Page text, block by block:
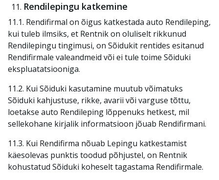
Rendilepingu katkemine
11.1. Rendifirmal on õigus katkestada auto Rendileping,
kui tuleb ilmsiks, et Rentnik on oluliselt rikkunud
Rendilepingu tingimusi, on Sõidukit rentides esitanud
Rendifirmale valeandmeid või ei tule toime Sõiduki
ekspluatatsiooniga.
11.2. Kui Sõiduki kasutamine muutub võimatuks
Sõiduki kahjustuse, rikke, avarii või varguse tõttu,
loetakse auto Rendileping lõppenuks hetkest, mil
sellekohane kirjalik informatsioon jõuab Rendifirmani.
11.3. Kui Rendifirma nõuab Lepingu katkestamist
käesolevas punktis toodud põhjustel, on Rentnik
kohustatud Sõiduki koheselt tagastama Rendifirmale.